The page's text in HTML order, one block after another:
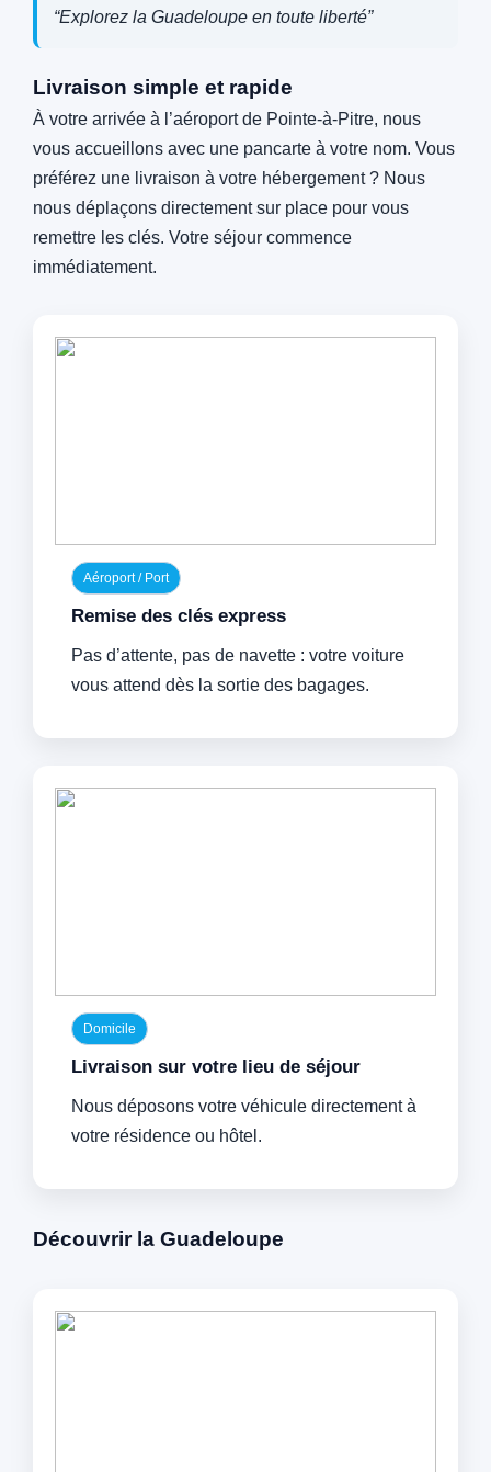
“Explorez la Guadeloupe en toute liberté”
Livraison simple et rapide
À votre arrivée à l’aéroport de Pointe‑à‑Pitre, nous
vous accueillons avec une pancarte à votre nom. Vous
préférez une livraison à votre hébergement ? Nous
nous déplaçons directement sur place pour vous
remettre les clés. Votre séjour commence
immédiatement.
Aéroport / Port
Remise des clés express
Pas d’attente, pas de navette : votre voiture
vous attend dès la sortie des bagages.
Domicile
Livraison sur votre lieu de séjour
Nous déposons votre véhicule directement à
votre résidence ou hôtel.
Découvrir la Guadeloupe